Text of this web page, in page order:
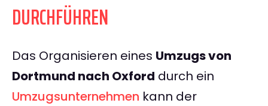
DURCHFÜHREN
Das Organisieren eines Umzugs von
Dortmund nach Oxford durch ein
Umzugsunternehmen kann der